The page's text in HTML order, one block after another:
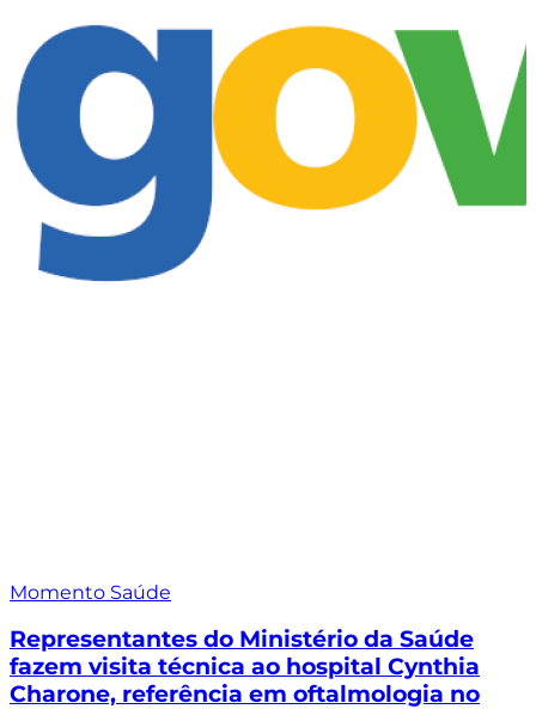
Momento Saúde
Representantes do Ministério da Saúde
fazem visita técnica ao hospital Cynthia
Charone, referência em oftalmologia no